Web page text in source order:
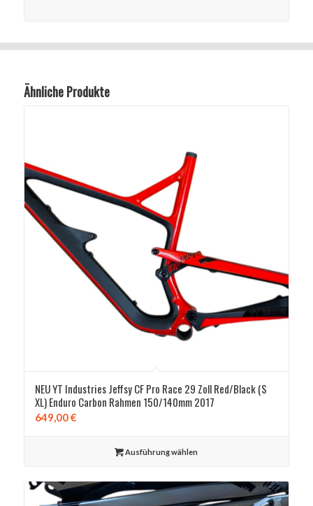
Ähnliche Produkte
NEU YT Industries Jeffsy CF Pro Race 29 Zoll Red/Black (S
XL) Enduro Carbon Rahmen 150/140mm 2017
649,00€
Ausführung wählen